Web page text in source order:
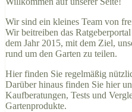
Wir sind ein kleines Team von
Wir beitreiben das
dem Jahr 2015, mit dem Ziel,
rund um den Garten zu teilen.
Hier finden Sie regelmäßig
Darüber hinaus finden Sie hier
Kaufberatungen, Tests und
Gartenprodukte.